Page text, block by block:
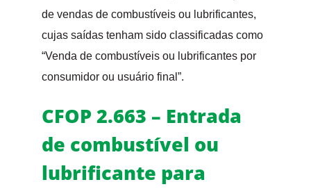
de vendas de combustíveis ou lubrificantes,
cujas saídas tenham sido classificadas como
“Venda de combustíveis ou lubrificantes por
consumidor ou usuário final”.
CFOP 2.663 – Entrada
de combustível ou
lubrificante para